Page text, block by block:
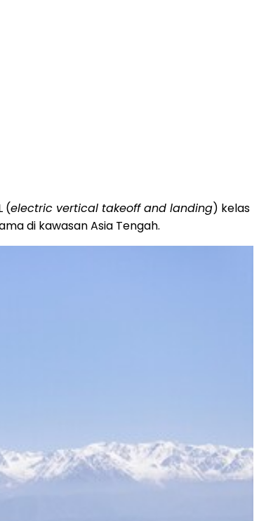
(electric vertical takeoff and landing) kelas
di kawasan Asia Tengah.